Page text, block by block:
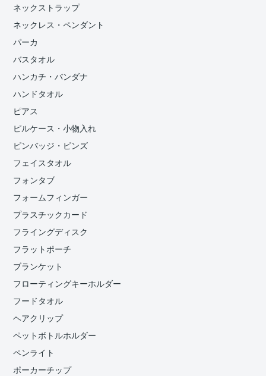
ネックストラップ
ネックレス・ペンダント
パーカ
バスタオル
ハンカチ・バンダナ
ハンドタオル
ピアス
ピルケース・小物入れ
ピンバッジ・ピンズ
フェイスタオル
フォンタブ
フォームフィンガー
プラスチックカード
フライングディスク
フラットポーチ
ブランケット
フローティングキーホルダー
フードタオル
ヘアクリップ
ペットボトルホルダー
ペンライト
ポーカーチップ